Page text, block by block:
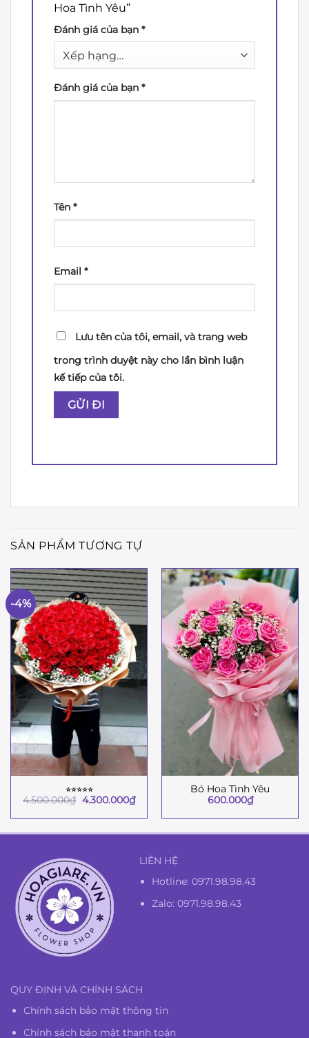
Hoa Tình Yêu”
Đánh giá của bạn *
Đánh giá của bạn *
Tên *
Email *
Lưu tên của tôi, email, và trang web
trong trình duyệt này cho lần bình luận
kế tiếp của tôi.
SẢN PHẨM TƯƠNG TỰ
-4%
⭐︎⭐︎⭐︎⭐︎⭐︎
4.500.000₫ Giá
là:
4.300.000₫Giá
hiện
tại
4.300.000₫.
Bó Hoa Tình Yêu
600.000₫
LIÊN HỆ
Hotline:0971.98.98.43
Zalo: 0971.98.98.43
QUY ĐỊNH VÀ CHÍNH SÁCH
Chính sách bảo mật thông tin
Chính sách bảo mật thanh toán